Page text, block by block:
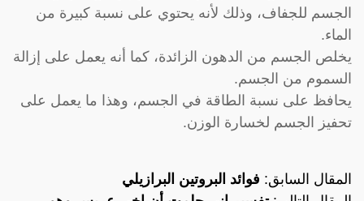
الجسم للجفاف، وذلك لأنه يحتوي على نسبة كبيرة من
الماء.
يخلص الجسم من الدهون الزائدة، كما أنه يعمل على إزالة
السموم من الجسم.
يحافظ على نسبة الطاقة في الجسم، وهذا ما يعمل على
تحفيز الجسم لخسارة الوزن.
المقال السابق: فوائد البروتين البرازيلي